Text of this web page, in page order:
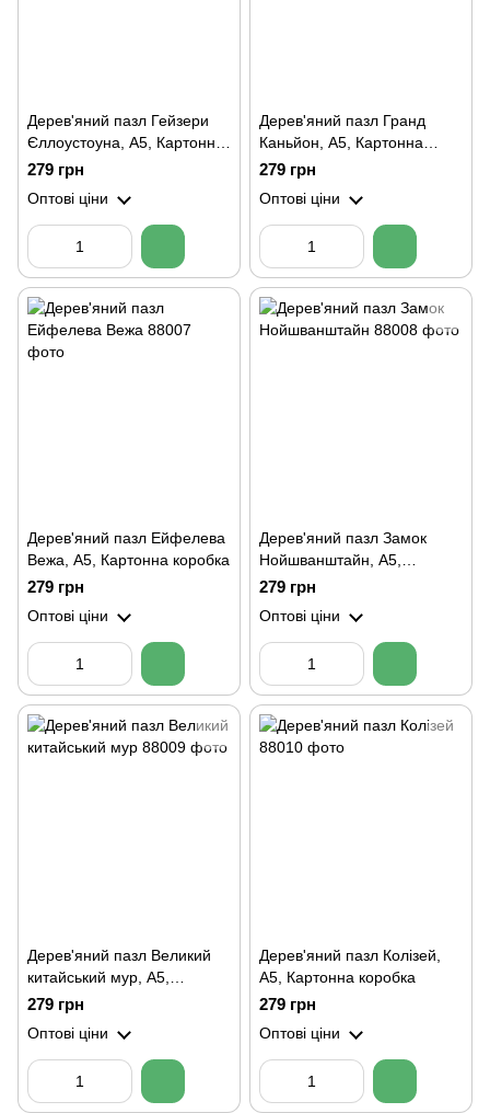
Дерев'яний пазл Гейзери
Єллоустоуна, А5, Картонна
коробка
279 грн
Оптові ціни
Дерев'яний пазл Гранд
Каньйон, А5, Картонна
коробка
279 грн
Оптові ціни
Дерев'яний пазл Ейфелева
Вежа, А5, Картонна коробка
279 грн
Оптові ціни
Дерев'яний пазл Замок
Нойшванштайн, А5,
Картонна коробка
279 грн
Оптові ціни
Дерев'яний пазл Великий
китайський мур, А5,
Картонна коробка
279 грн
Оптові ціни
Дерев'яний пазл Колізей,
А5, Картонна коробка
279 грн
Оптові ціни